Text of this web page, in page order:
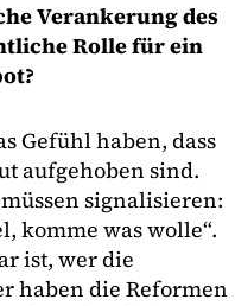
Verankerung des
Rolle für ein
Gefühl haben, dass
aufgehoben sind.
signalisieren:
komme was wolle“.
ist, wer die
haben die Reformen